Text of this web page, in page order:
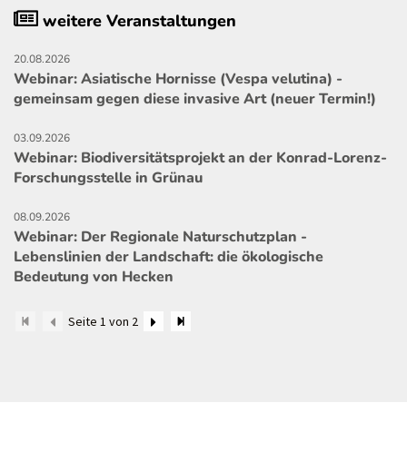
weitere Veranstaltungen
20.08.2026
Webinar: Asiatische Hornisse (Vespa velutina) -
gemeinsam gegen diese invasive Art (neuer Termin!)
03.09.2026
Webinar: Biodiversitätsprojekt an der Konrad-Lorenz-
Forschungsstelle in Grünau
08.09.2026
Webinar: Der Regionale Naturschutzplan -
Lebenslinien der Landschaft: die ökologische
Bedeutung von Hecken
Seite 1 von 2